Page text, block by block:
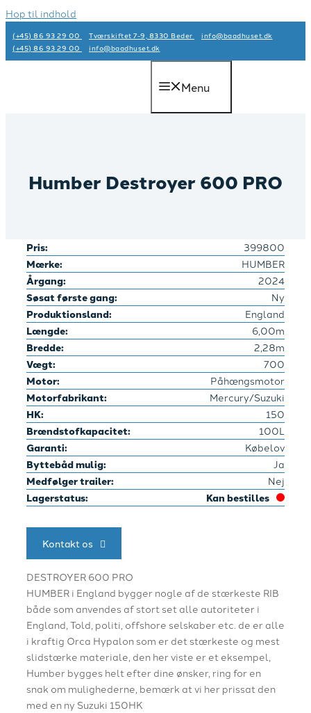
Hop til indhold
(+45) 86 93 29 00 Tværskiftet 7-9, 8330 Beder
info@baadhuset.dk​
(+45) 86 93 29 00
info@baadhuset.dk​
Menu
Humber Destroyer 600 PRO
Pris: 399800
Mærke: HUMBER
Årgang: 2024
Søsat første gang: Ny
Produktionsland: England
Længde: 6,00m
Bredde: 2,28m
Vægt: 700
Motor: Påhængsmotor
Motorfabrikant: Mercury/Suzuki
HK: 150
Brændstofkapacitet: 100L
Garanti: Købelov
Byttebåd mulig: Ja
Medfølger trailer: Nej
Lagerstatus: Kan bestilles
Kontakt os
DESTROYER 600 PRO
HUMBER i England bygger nogle af de stærkeste RIB
både som anvendes af stort set alle autoriteter i
England, Told, politi, offshore selskaber etc. de er alle
i kraftig Orca Hypalon som er det stærkeste og mest
slidstærke materiale, den her viste er et eksempel,
Humber bygges helt efter dine ønsker, ring for en
snak om mulighederne, bemærk at vi her prissat den
med en ny Suzuki 150HK